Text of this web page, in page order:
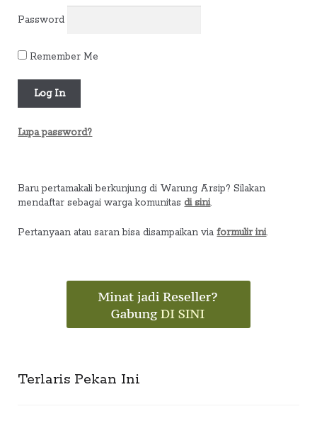
Password
Remember Me
Lupa password?
Baru pertamakali berkunjung di Warung Arsip? Silakan
mendaftar sebagai warga komunitas di sini.
Pertanyaan atau saran bisa disampaikan viaformulir ini.
Terlaris Pekan Ini